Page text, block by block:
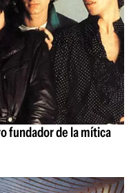
fundador de la mítica